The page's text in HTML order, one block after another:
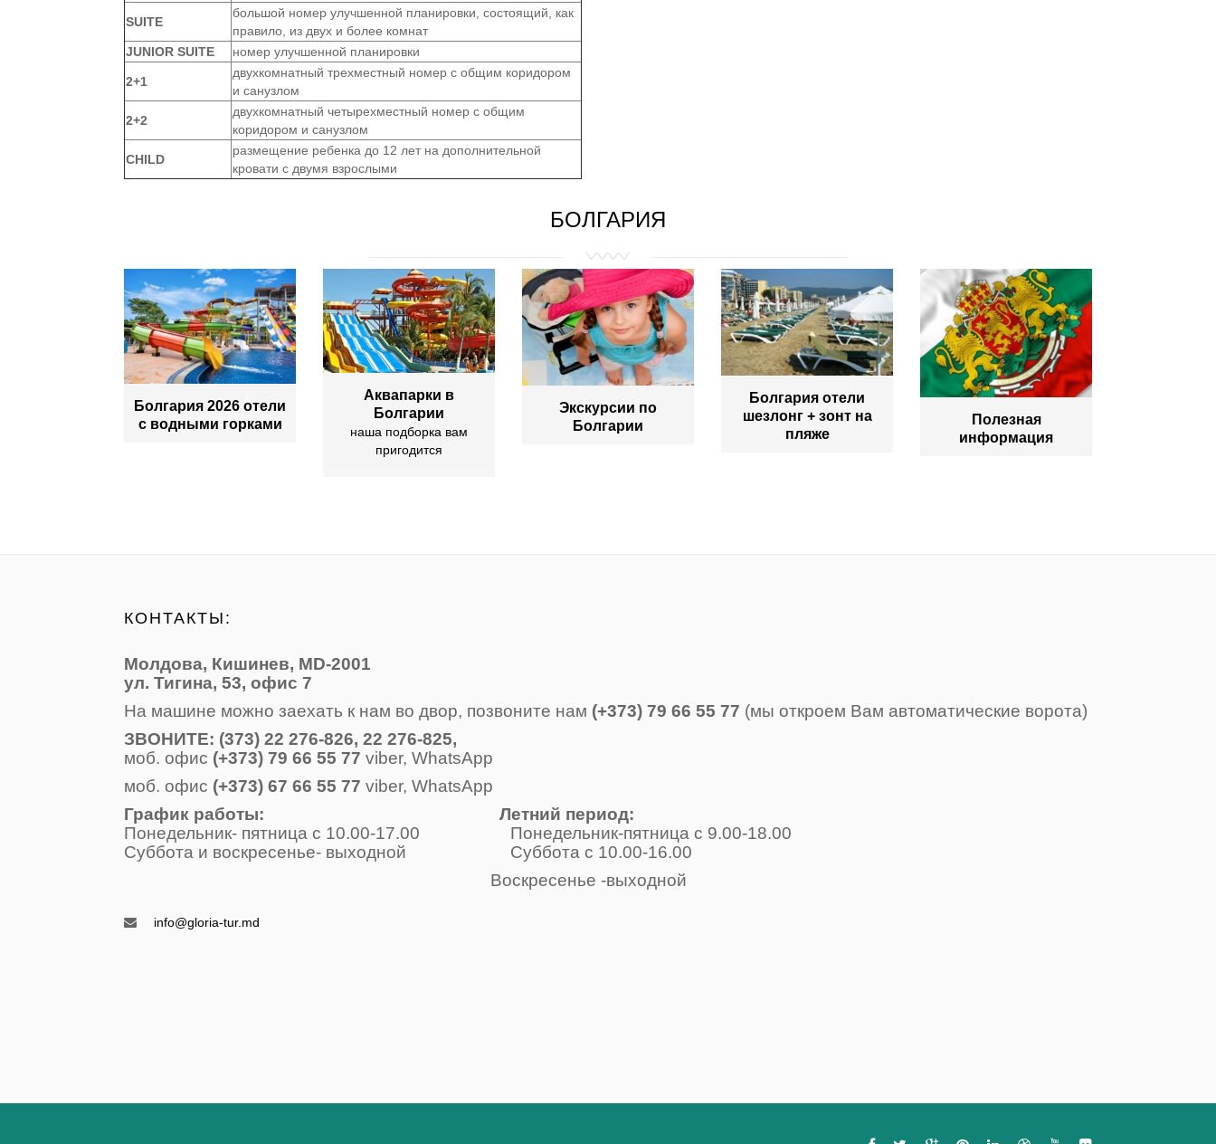
SUITE
большой номер улучшенной планировки, состоящий, как
правило, из двух и более комнат
JUNIOR SUITE
номер улучшенной планировки
2+1
двухкомнатный трехместный номер с общим коридором
и санузлом
2+2
двухкомнатный четырехместный номер с общим
коридором и санузлом
CHILD
размещение ребенка до 12 лет на дополнительной
кровати с двумя взрослыми
БОЛГАРИЯ
Болгария 2026 отели
с водными горками
Аквапарки в
Болгарии
наша подборка вам
пригодится
Экскурсии по
Болгарии
Болгария отели
шезлонг + зонт на
пляже
Полезная
информация
КОНТАКТЫ:
Молдова, Кишинев, MD-2001
ул. Тигина, 53, офис 7
На машине можно заехать к нам во двор, позвоните нам (+373) 79 66 55 77 (мы откроем Вам автоматические ворота)
ЗВОНИТE: (373) 22 276-826, 22 276-825,
моб. офис (+373) 79 66 55 77 viber, WhatsApp
моб. офис (+373) 67 66 55 77 viber, WhatsApp
График работы: Летний период:
Понедельник- пятница с 10.00-17.00 Понедельник-пятница с 9.00-18.00
Суббота и воскресенье- выходной Суббота с 10.00-16.00
Воскресенье -выходной
info@gloria-tur.md